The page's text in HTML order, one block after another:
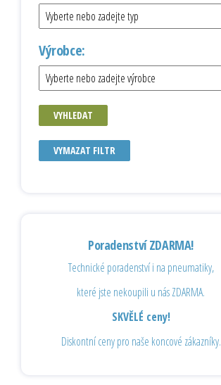
Výrobce:
VYHLEDAT
VYMAZAT FILTR
Poradenství ZDARMA!
Technické poradenství i na pneumatiky,
které jste nekoupili u nás ZDARMA.
SKVĚLÉ ceny!
Diskontní ceny pro naše koncové zákazníky.